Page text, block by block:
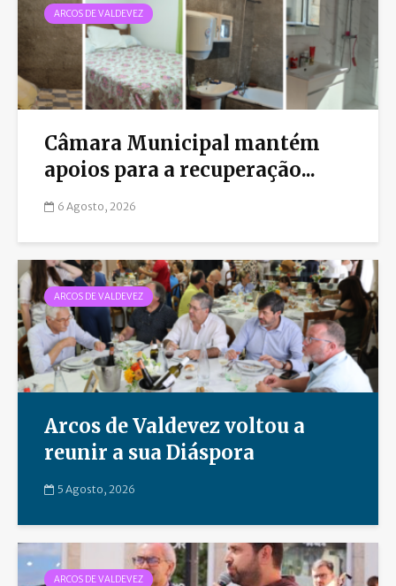
ARCOS DE VALDEVEZ
Câmara Municipal mantém
apoios para a recuperação...
6 Agosto, 2026
ARCOS DE VALDEVEZ
Arcos de Valdevez voltou a
reunir a sua Diáspora
5 Agosto, 2026
ARCOS DE VALDEVEZ